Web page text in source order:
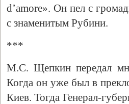
d’amore». Он пел с
с знаменитым Рубини.
***
М.С. Щепкин передал
Когда он уже был в
Киев. Тогда Генерал-